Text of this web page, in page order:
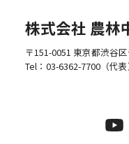
株式会社 農林
〒151-0051 東京都渋谷
Tel： 03-6362-7700（代表